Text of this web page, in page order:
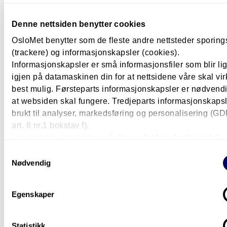
Denne nettsiden benytter cookies
OsloMet benytter som de fleste andre nettsteder
(trackere) og informasjonskapsler (cookies).
Informasjonskapsler er små informasjonsfiler som blir
igjen på datamaskinen din for at nettsidene våre skal
best mulig. Førsteparts informasjonskapsler er
at websiden skal fungere. Tredjeparts
brukt til analyser, markedsføring og personalisering
art. 6 nr.1 bokstav f).
Nødvendig
Egenskaper
Lærer
Har allerede fått jobb som lærer på
hjemstedet
Glenn Enochsen (23) fra Hammerfest begynte å tenke
læreryrket allerede på ungdomsskolen. Nå gleder han
til å komme tilbake til den samme skolen – som ferdig
utdannet lærer.